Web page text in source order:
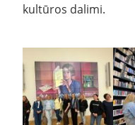
kultūros dalimi.